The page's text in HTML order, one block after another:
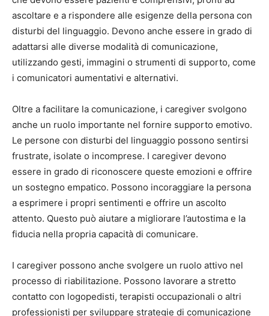
ascoltare e a rispondere alle esigenze della persona con
disturbi del linguaggio. Devono anche essere in grado di
adattarsi alle diverse modalità di comunicazione,
utilizzando gesti, immagini o strumenti di supporto, come
i comunicatori aumentativi e alternativi.
Oltre a facilitare la comunicazione, i caregiver svolgono
anche un ruolo importante nel fornire supporto emotivo.
Le persone con disturbi del linguaggio possono sentirsi
frustrate, isolate o incomprese. I caregiver devono
essere in grado di riconoscere queste emozioni e offrire
un sostegno empatico. Possono incoraggiare la persona
a esprimere i propri sentimenti e offrire un ascolto
attento. Questo può aiutare a migliorare l’autostima e la
fiducia nella propria capacità di comunicare.
I caregiver possono anche svolgere un ruolo attivo nel
processo di riabilitazione. Possono lavorare a stretto
contatto con logopedisti, terapisti occupazionali o altri
professionisti per sviluppare strategie di comunicazione